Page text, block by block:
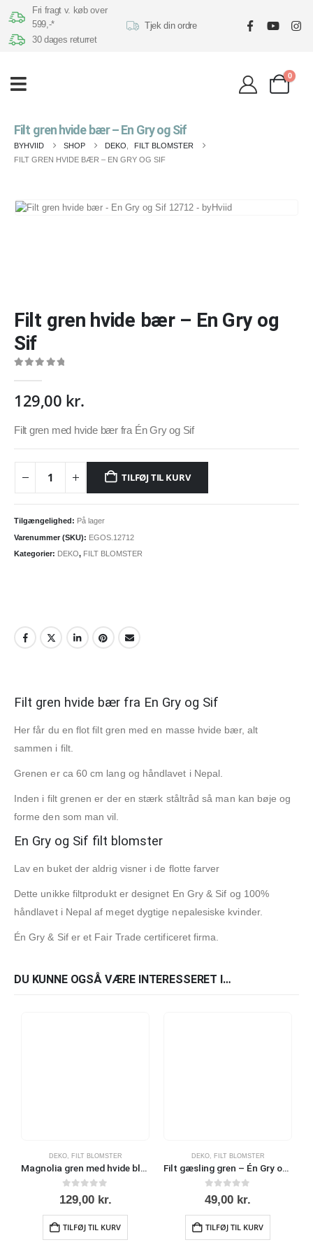
Fri fragt v. køb over
599,-*
30 dages returret
Tjek din ordre
0
Filt gren hvide bær – En Gry og Sif
BYHVIID SHOP DEKO
FILT BLOMSTER
FILT GREN HVIDE BÆR – EN GRY OG SIF
Filt gren hvide bær – En Gry og
Sif
129,00 kr.
Filt gren med hvide bær fra Én Gry og Sif
TILFØJ TIL KURV
Tilgængelighed: På lager
Varenummer (SKU): EGOS.12712
Kategorier: DEKO, FILT BLOMSTER
Filt gren hvide bær fra En Gry og Sif
Her får du en flot filt gren med en masse hvide bær, alt
sammen i filt.
Grenen er ca 60 cm lang og håndlavet i Nepal.
Inden i filt grenen er der en stærk ståltråd så man kan bøje og
forme den som man vil.
En Gry og Sif filt blomster
Lav en buket der aldrig visner i de flotte farver
Dette unikke filtprodukt er designet En Gry & Sif og 100%
håndlavet i Nepal af meget dygtige nepalesiske kvinder.
Én Gry & Sif er et Fair Trade certificeret firma.
DU KUNNE OGSÅ VÆRE INTERESSERET I…
DEKO, FILT BLOMSTER
Magnolia gren med hvide blomster – Én Gry og Sif
0ud af 5
129,00 kr.
TILFØJ TIL KURV
DEKO, FILT BLOMSTER
Filt gæsling gren – Én Gry og Sif
0ud af 5
49,00 kr.
TILFØJ TIL KURV